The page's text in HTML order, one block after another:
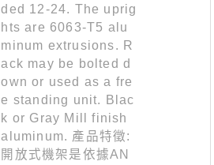
ded 12-24. The uprig
hts are 6063-T5 alu
minum extrusions. R
ack may be bolted d
own or used as a fre
e standing unit. Blac
k or Gray Mill finish
aluminum. 產品特徵:
開放式機架是依據AN